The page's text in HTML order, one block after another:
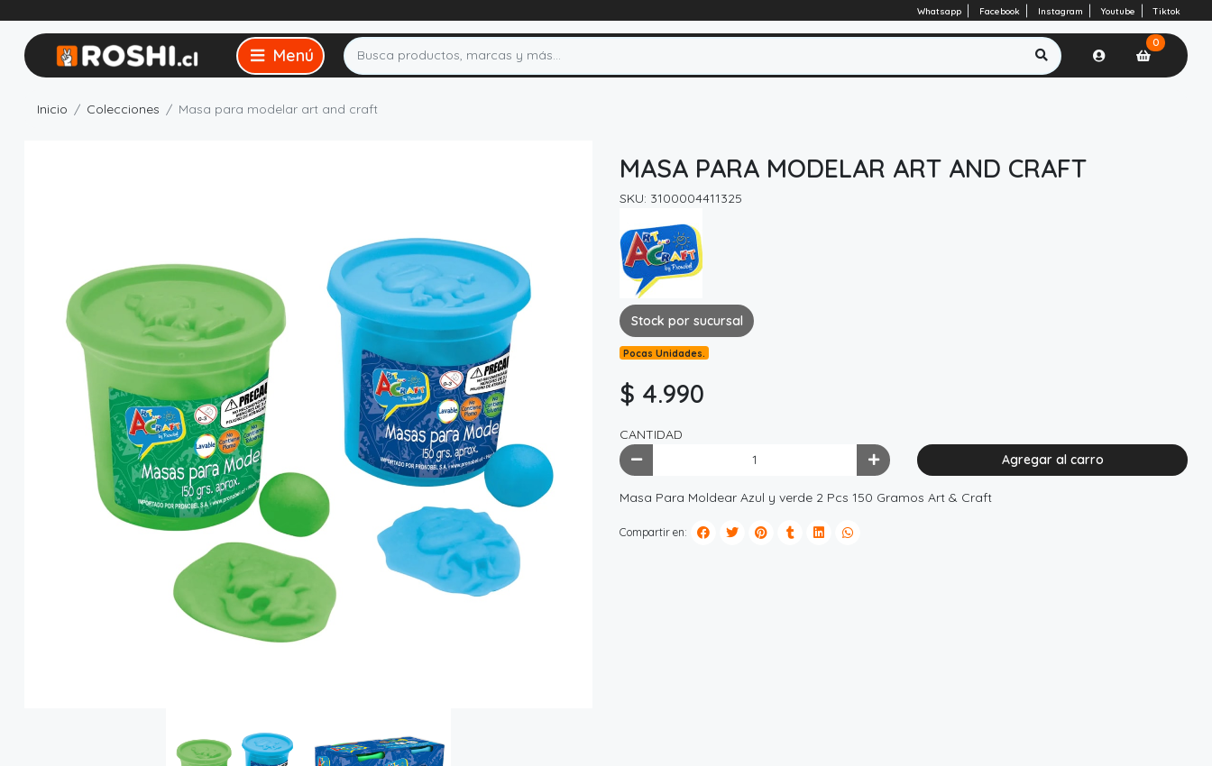
Whatsapp Facebook Instagram Youtube Tiktok
0
Inicio Colecciones Masa para modelar art and craft
MASA PARA MODELAR ART AND CRAFT
SKU: 3100004411325
Stock por sucursal
Pocas Unidades.
$ 4.990
CANTIDAD
Agregar al carro
Masa Para Moldear Azul y verde 2 Pcs 150 Gramos Art & Craft
Compartir en: